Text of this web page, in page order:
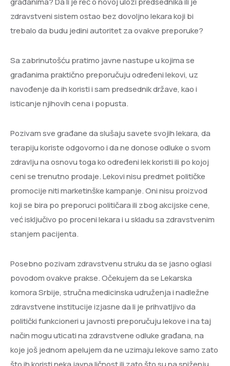
zdravstveni sistem ostao bez dovoljno lekara koji bi
trebalo da budu jedini autoritet za ovakve preporuke?
Sa zabrinutošću pratimo javne nastupe u kojima se
građanima praktično preporučuju određeni lekovi, uz
navođenje da ih koristi i sam predsednik države, kao i
isticanje njihovih cena i popusta.
Pozivam sve građane da slušaju savete svojih lekara, da
terapiju koriste odgovorno i da ne donose odluke o svom
zdravlju na osnovu toga ko određeni lek koristi ili po kojoj
ceni se trenutno prodaje. Lekovi nisu predmet političke
promocije niti marketinške kampanje. Oni nisu proizvod
koji se bira po preporuci političara ili zbog akcijske cene,
već isključivo po proceni lekara i u skladu sa zdravstvenim
stanjem pacijenta.
Posebno pozivam zdravstvenu struku da se jasno oglasi
povodom ovakve prakse. Očekujem da se Lekarska
komora Srbije, stručna medicinska udruženja i nadležne
zdravstvene institucije izjasne da li je prihvatljivo da
politički funkcioneri u javnosti preporučuju lekove i na taj
način mogu uticati na zdravstvene odluke građana, na
koje još jednom apelujem da ne uzimaju lekove samo zato